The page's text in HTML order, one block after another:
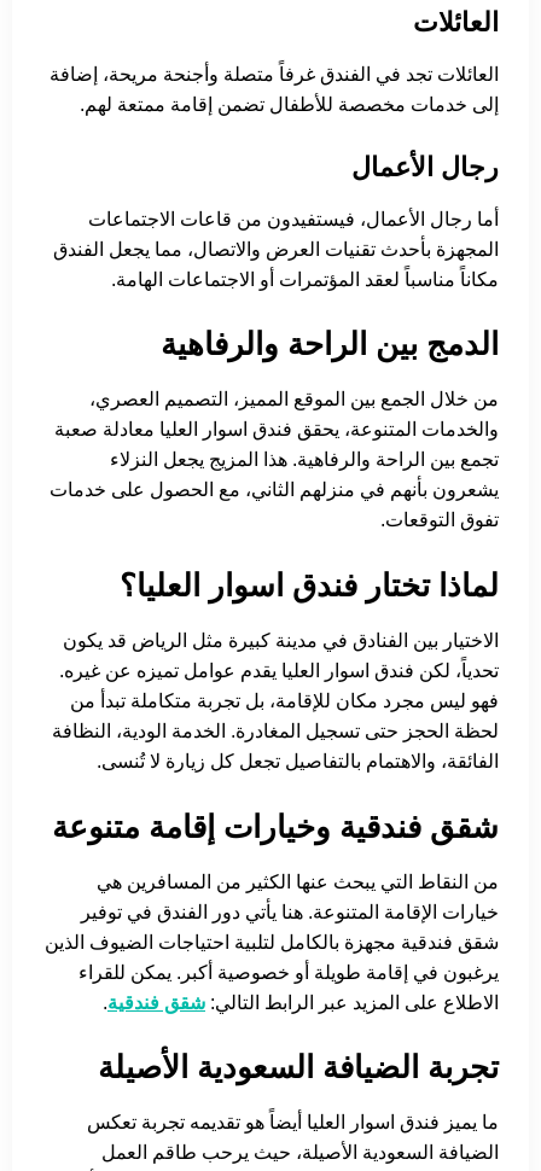
العائلات
العائلات تجد في الفندق غرفاً متصلة وأجنحة مريحة، إضافة
إلى خدمات مخصصة للأطفال تضمن إقامة ممتعة لهم.
رجال الأعمال
أما رجال الأعمال، فيستفيدون من قاعات الاجتماعات
المجهزة بأحدث تقنيات العرض والاتصال، مما يجعل الفندق
مكاناً مناسباً لعقد المؤتمرات أو الاجتماعات الهامة.
الدمج بين الراحة والرفاهية
من خلال الجمع بين الموقع المميز، التصميم العصري،
والخدمات المتنوعة، يحقق فندق اسوار العليا معادلة صعبة
تجمع بين الراحة والرفاهية. هذا المزيج يجعل النزلاء
يشعرون بأنهم في منزلهم الثاني، مع الحصول على خدمات
تفوق التوقعات.
لماذا تختار فندق اسوار العليا؟
الاختيار بين الفنادق في مدينة كبيرة مثل الرياض قد يكون
تحدياً، لكن فندق اسوار العليا يقدم عوامل تميزه عن غيره.
فهو ليس مجرد مكان للإقامة، بل تجربة متكاملة تبدأ من
لحظة الحجز حتى تسجيل المغادرة. الخدمة الودية، النظافة
الفائقة، والاهتمام بالتفاصيل تجعل كل زيارة لا تُنسى.
شقق فندقية وخيارات إقامة متنوعة
من النقاط التي يبحث عنها الكثير من المسافرين هي
خيارات الإقامة المتنوعة. هنا يأتي دور الفندق في توفير
شقق فندقية مجهزة بالكامل لتلبية احتياجات الضيوف الذين
يرغبون في إقامة طويلة أو خصوصية أكبر. يمكن للقراء
الاطلاع على المزيد عبر الرابط التالي: شقق فندقية.
تجربة الضيافة السعودية الأصيلة
ما يميز فندق اسوار العليا أيضاً هو تقديمه تجربة تعكس
الضيافة السعودية الأصيلة، حيث يرحب طاقم العمل